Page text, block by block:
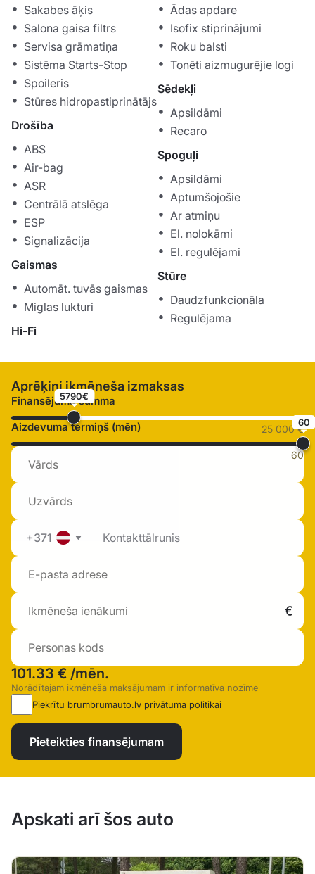
Sakabes āķis
Salona gaisa filtrs
Servisa grāmatiņa
Sistēma Starts-Stop
Spoileris
Stūres hidropastiprinātājs
Drošība
ABS
Air-bag
ASR
Centrālā atslēga
ESP
Signalizācija
Gaismas
Automāt. tuvās gaismas
Miglas lukturi
Hi-Fi
Ādas apdare
Isofix stiprinājumi
Roku balsti
Tonēti aizmugurējie logi
Sēdekļi
Apsildāmi
Recaro
Spoguļi
Apsildāmi
Aptumšojošie
Ar atmiņu
El. nolokāmi
El. regulējami
Stūre
Daudzfunkcionāla
Regulējama
Aprēķini ikmēneša izmaksas
Finansējuma summa
5790€
25 000 €
Aizdevuma termiņš (mēn) 60
60
+371
101.33 € /mēn.
Norādītajam ikmēneša maksājumam ir informatīva nozīme
Piekrītu brumbrumauto.lv privātuma politikai
Pieteikties finansējumam
Apskati arī šos auto